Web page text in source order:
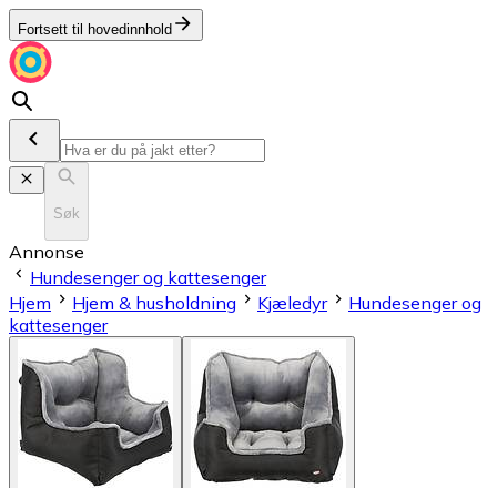
Fortsett til hovedinnhold
Søk
Annonse
Hundesenger og kattesenger
Hjem
Hjem & husholdning Kjæledyr
Hundesenger og
kattesenger